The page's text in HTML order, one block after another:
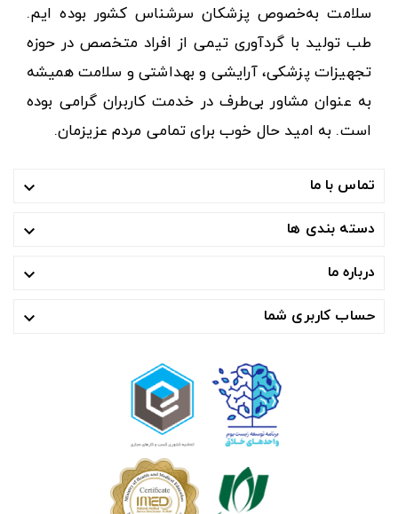
سلامت به‌خصوص پزشکان سرشناس کشور بوده ایم.
طب تولید با گردآوری تیمی از افراد متخصص در حوزه
تجهیزات پزشکی، آرایشی و بهداشتی و سلامت همیشه
به عنوان مشاور بی‌طرف در خدمت کاربران گرامی بوده
است. به امید حال خوب برای تمامی مردم عزیزمان.
تماس با ما 
دسته بندی ها 
درباره ما 
حساب کاربری شما 